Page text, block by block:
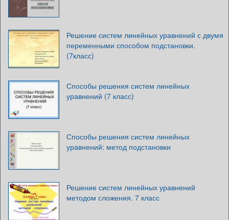
Решение систем линейных уравнений с двумя
переменными способом подстановки.
(7класс)
Способы решения систем линейных
уравнений (7 класс)
Способы решения систем линейных
уравнений: метод подстановки
Решение систем линейных уравнений
методом сложения. 7 класс